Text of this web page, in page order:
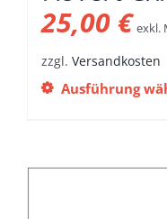
25,00€ exkl.
zzgl. Versandkosten
Ausführung